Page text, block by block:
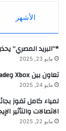
الأشهر
*”البريد المصري”
مايو 23, 2025
تعاون بين Xbox وAntstream Arcade
مايو 24, 2025
لمياء كامل تفوز
الاتصالات والتأثير
مايو 22, 2025